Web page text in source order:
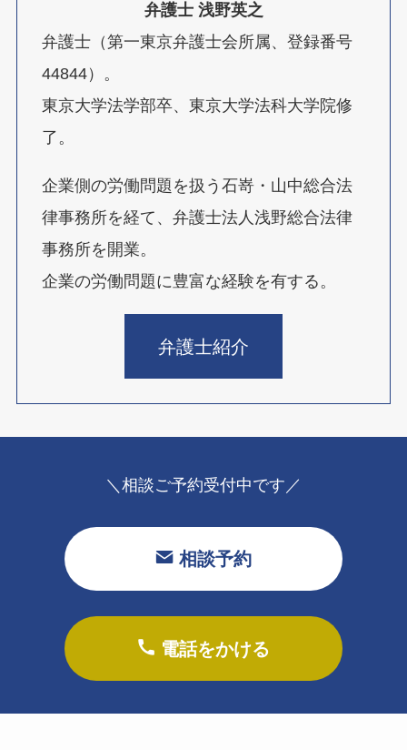
弁護士 浅野英之
弁護士（第一東京弁護士会所属、登録番号
44844）。
東京大学法学部卒、東京大学法科大学院修
了。
企業側の労働問題を扱う石嵜・山中総合法
律事務所を経て、弁護士法人浅野総合法律
事務所を開業。
企業の労働問題に豊富な経験を有する。
弁護士紹介
＼相談ご予約受付中です／
相談予約
電話をかける